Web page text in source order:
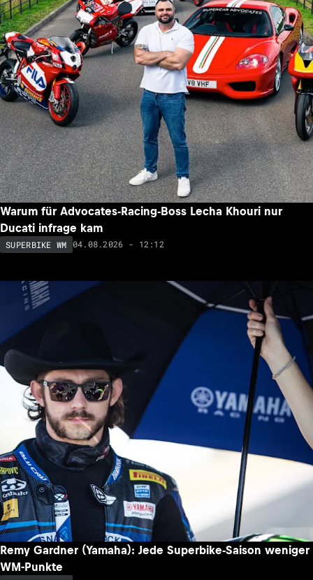
Warum für Advocates-Racing-Boss Lecha Khouri nur
Ducati infrage kam
SUPERBIKE WM 04.08.2026 - 12:12
Remy Gardner (Yamaha): Jede Superbike-Saison weniger
WM-Punkte